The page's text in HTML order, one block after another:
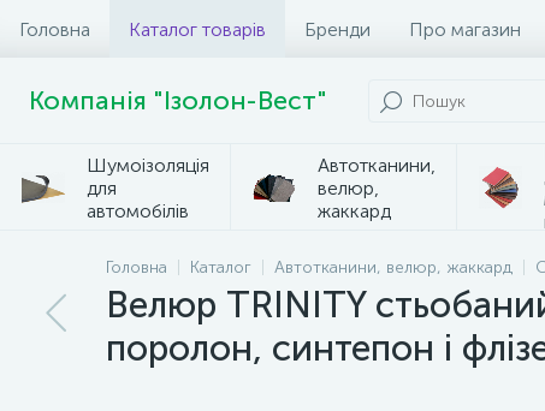
Головна Каталог товарів Бренди Про магазин
Компанія "Ізолон-Вест"
Шумоізоляція
для
автомобілів
Автотканини,
велюр,
жаккард
Головна Каталог Автотканини, велюр, жаккард
Велюр TRINITY
поролон, синтепон і